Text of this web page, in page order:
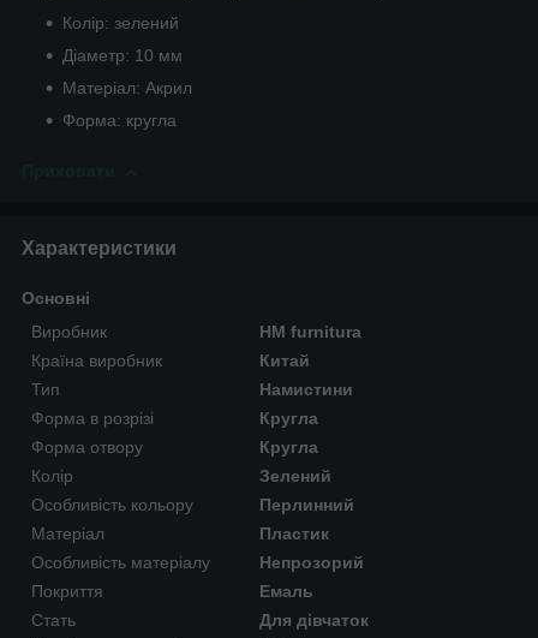
Колір: зелений
Діаметр: 10 мм
Матеріал: Акрил
Форма: кругла
Характеристики
Основні
Виробник
HM furnitura
Країна виробник
Китай
Тип
Намистини
Форма в розрізі
Кругла
Форма отвору
Кругла
Колір
Зелений
Особливість кольору
Перлинний
Матеріал
Пластик
Особливість матеріалу
Непрозорий
Покриття
Емаль
Стать
Для дівчаток